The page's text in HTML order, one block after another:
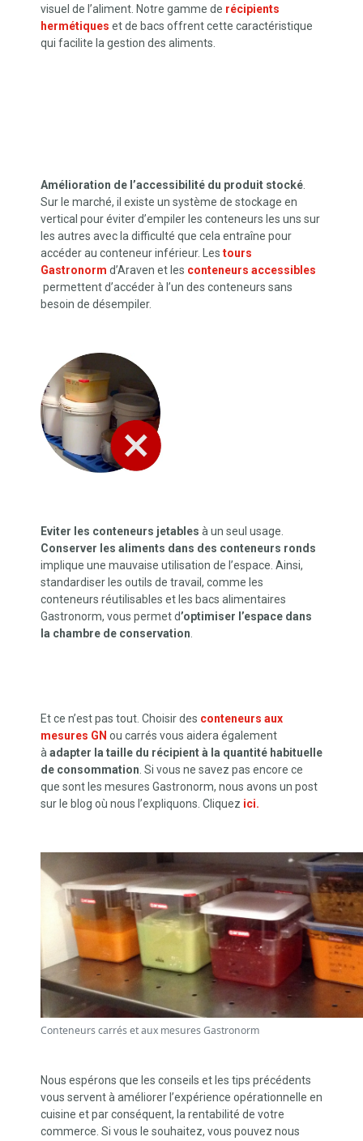
visuel de l’aliment. Notre gamme de récipients
hermétiques et de bacs offrent cette caractéristique
qui facilite la gestion des aliments.
Amélioration de l’accessibilité du produit stocké.
Sur le marché, il existe un système de stockage en
vertical pour éviter d’empiler les conteneurs les uns sur
les autres avec la difficulté que cela entraîne pour
accéder au conteneur inférieur. Les tours
Gastronorm d’Araven et les conteneurs accessibles
permettent d’accéder à l’un des conteneurs sans
besoin de désempiler.
Eviter les conteneurs jetables à un seul usage.
Conserver les aliments dans des conteneurs ronds
implique une mauvaise utilisation de l’espace. Ainsi,
standardiser les outils de travail, comme les
conteneurs réutilisables et les bacs alimentaires
Gastronorm, vous permet d’optimiser l’espace dans
la chambre de conservation
Et ce n’est pas tout. Choisir des conteneurs aux
mesures GN ou carrés vous aidera également
à adapter la taille du récipient à la quantité habituelle
de consommation . Si vous ne savez pas encore ce
que sont les mesures Gastronorm, nous avons un post
sur le blog où nous l’expliquons. Cliquez ici.
Conteneurs carrés et aux mesures Gastronorm
Nous espérons que les conseils et les tips précédents
vous servent à améliorer l’expérience opérationnelle en
cuisine et par conséquent, la rentabilité de votre
commerce. Si vous le souhaitez, vous pouvez nous